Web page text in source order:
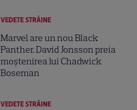
VEDETE STRĂINE
Marvel are un nou Black
Panther. David Jonsson preia
moștenirea lui Chadwick
Boseman
VEDETE STRĂINE